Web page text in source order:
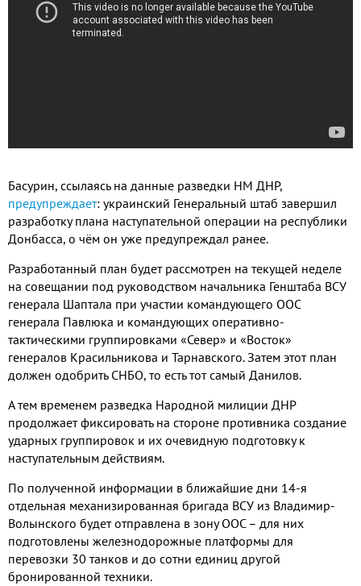
Басурин, ссылаясь на данные разведки НМ ДНР,
предупреждает: украинский Генеральный штаб завершил
разработку плана наступательной операции на республики
Донбасса, о чём он уже предупреждал ранее.
Разработанный план будет рассмотрен на текущей неделе
на совещании под руководством начальника Генштаба ВСУ
генерала Шаптала при участии командующего ООС
генерала Павлюка и командующих оперативно-
тактическими группировками «Север» и «Восток»
генералов Красильникова и Тарнавского. Затем этот план
должен одобрить СНБО, то есть тот самый Данилов.
А тем временем разведка Народной милиции ДНР
продолжает фиксировать на стороне противника создание
ударных группировок и их очевидную подготовку к
наступательным действиям.
По полученной информации в ближайшие дни 14-я
отдельная механизированная бригада ВСУ из Владимир-
Волынского будет отправлена в зону ООС – для них
подготовлены железнодорожные платформы для
перевозки 30 танков и до сотни единиц другой
бронированной техники.